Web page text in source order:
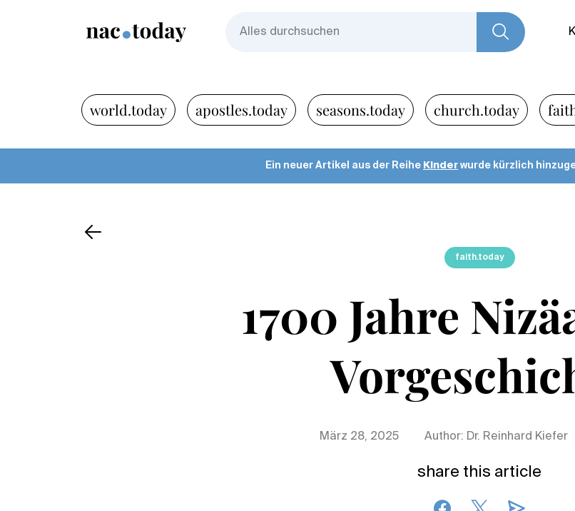
world.today apostles.today seasons.today church.today
Ein neuer Artikel aus der Reihe Kinder wurde kürzlich
faith.today
1700 Jahre
März 28, 2025 Author: Dr. Reinhard Kiefer
share this article